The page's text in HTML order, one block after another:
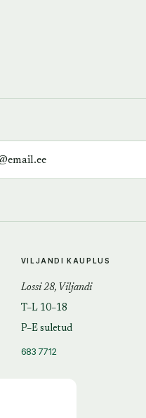
VILJANDI KAUPLUS
Lossi 28, Viljandi
T–L 10–18
P–E suletud
683 7712